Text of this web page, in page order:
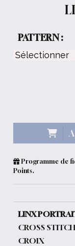
PATTERN :
Programme de
Points.
LINX
CROSS
CROIX